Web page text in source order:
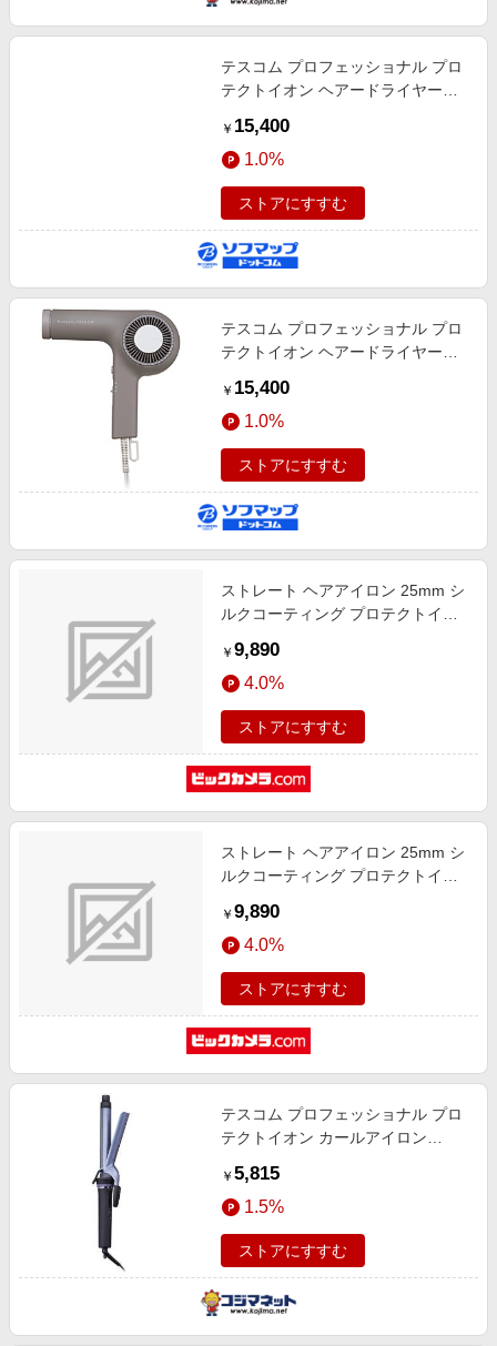
テスコム プロフェッショナル プロ
テクトイオン ヘアードライヤー
スコム） ブラック NIB400AK
￥ 15,400
1.0%
ストアにすすむ
テスコム プロフェッショナル プロ
テクトイオン ヘアードライヤー
スコム） スモーキーグレー
NIB400AH
￥ 15,400
1.0%
ストアにすすむ
ストレート ヘアアイロン 25mm シ
ルクコーティング プロテクトイオ
60~210℃(31段階調節) 立ち上がり
約25秒 温度メモリー 温度ロック 自
動電源OFF 海外対応 Nobby by
TESCOM スモーキーグレー スモー
キーグレー NIS500B-H [交流（コー
ド）式]
￥ 9,890
4.0%
ストアにすすむ
ストレート ヘアアイロン 25mm シ
ルクコーティング プロテクトイオ
60~210℃(31段階調節) 立ち上がり
約25秒 温度メモリー 温度ロック 自
動電源OFF 海外対応 Nobby by
TESCOM ブラック ブラック
NIS500B-K [交流（コード）式]
￥ 9,890
4.0%
ストアにすすむ
テスコム プロフェッショナル プロ
テクトイオン カールアイロン
［26mm /交流(コード)式］ ブラッ
ク NIM326A-K
￥ 5,815
1.5%
ストアにすすむ